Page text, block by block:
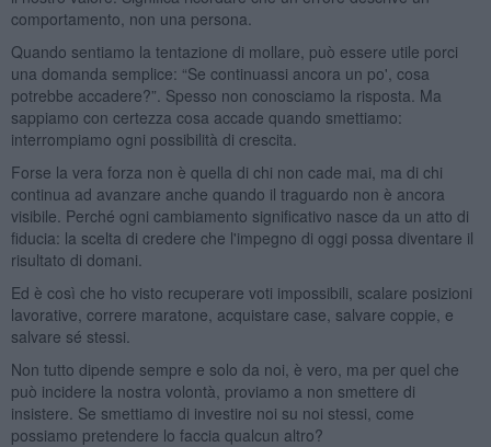
comportamento, non una persona.
Quando sentiamo la tentazione di mollare, può essere utile porci
una domanda semplice: “Se continuassi ancora un po', cosa
potrebbe accadere?”. Spesso non conosciamo la risposta. Ma
sappiamo con certezza cosa accade quando smettiamo:
interrompiamo ogni possibilità di crescita.
Forse la vera forza non è quella di chi non cade mai, ma di chi
continua ad avanzare anche quando il traguardo non è ancora
visibile. Perché ogni cambiamento significativo nasce da un atto di
fiducia: la scelta di credere che l'impegno di oggi possa diventare il
risultato di domani.
Ed è così che ho visto recuperare voti impossibili, scalare posizioni
lavorative, correre maratone, acquistare case, salvare coppie, e
salvare sé stessi.
Non tutto dipende sempre e solo da noi, è vero, ma per quel che
può incidere la nostra volontà, proviamo a non smettere di
insistere. Se smettiamo di investire noi su noi stessi, come
possiamo pretendere lo faccia qualcun altro?